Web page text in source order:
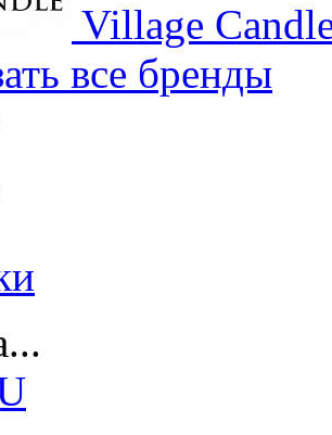
Village
все бренды